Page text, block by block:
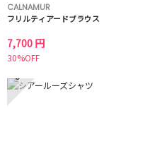
CALNAMUR
フリルティアードブラウス
7,700 円
30%OFF
8